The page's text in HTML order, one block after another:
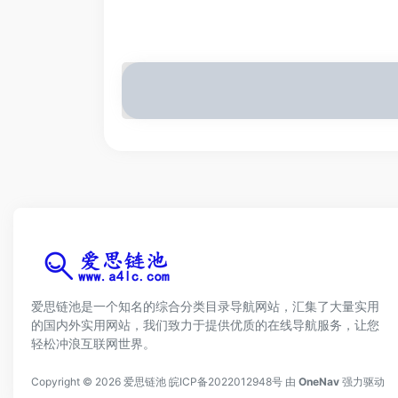
爱思链池是一个知名的综合分类目录导航网站，汇集了大量实用
的国内外实用网站，我们致力于提供优质的在线导航服务，让您
轻松冲浪互联网世界。
Copyright © 2026 爱思链池 皖ICP备2022012948号 由 OneNav 强力驱动